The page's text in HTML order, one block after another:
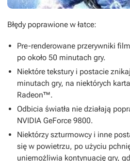
Błędy poprawione w łatce:
Pre-renderowane przerywniki
po około 50 minutach gry.
Niektóre tekstury i postacie
minutach gry, na niektórych
Radeon™.
Odbicia światła nie działają
NVIDIA GeForce 9800.
Niektórzy szturmowcy i inne
się w powietrzu, po użyciu
uniemożliwia kontynuację gry,